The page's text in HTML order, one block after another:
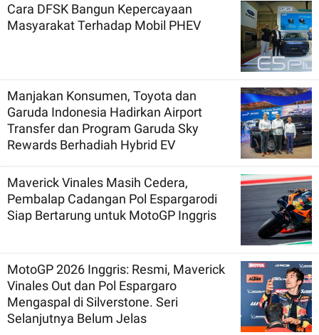
Cara DFSK Bangun Kepercayaan
Masyarakat Terhadap Mobil PHEV
Manjakan Konsumen, Toyota dan
Garuda Indonesia Hadirkan Airport
Transfer dan Program Garuda Sky
Rewards Berhadiah Hybrid EV
Maverick Vinales Masih Cedera,
Pembalap Cadangan Pol Espargarodi
Siap Bertarung untuk MotoGP Inggris
MotoGP 2026 Inggris: Resmi, Maverick
Vinales Out dan Pol Espargaro
Mengaspal di Silverstone. Seri
Selanjutnya Belum Jelas